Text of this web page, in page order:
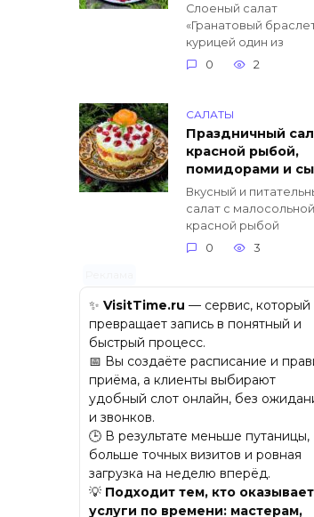
Слоеный салат
«Гранатовый
курицей один из
0
2
САЛАТЫ
Праздничный
красной рыбой,
помидорами и
Вкусный и
салат с малосольной
красной рыбой
0
3
✨ VisitTime.ru — сервис, который
превращает запись в понятный и
быстрый процесс.
📅 Вы создаёте расписание и
приёма, а клиенты выбирают
удобный слот онлайн, без
и звонков.
🕒 В результате меньше путаницы,
больше точных визитов и ровная
загрузка на неделю вперёд.
💡 Подходит тем, кто оказывает
услуги по времени: мастерам,